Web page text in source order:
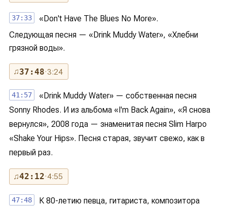
37:33
«Don't Have The Blues No More».
Следующая песня — «Drink Muddy Water», «Хлебни
грязной воды».
♫37:48· 3:24
41:57
«Drink Muddy Water» — собственная песня
Sonny Rhodes. И из альбома «I'm Back Again», «Я снова
вернулся», 2008 года — знаменитая песня Slim Harpo
«Shake Your Hips». Песня старая, звучит свежо, как в
первый раз.
♫42:12· 4:55
47:48 К 80-летию певца, гитариста, композитора